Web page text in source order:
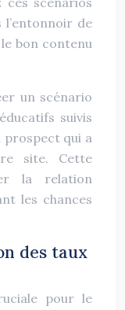
de
bon contenu
un scénario
suivis
prospect qui a
site. Cette
la relation
les chances
des taux
pour le